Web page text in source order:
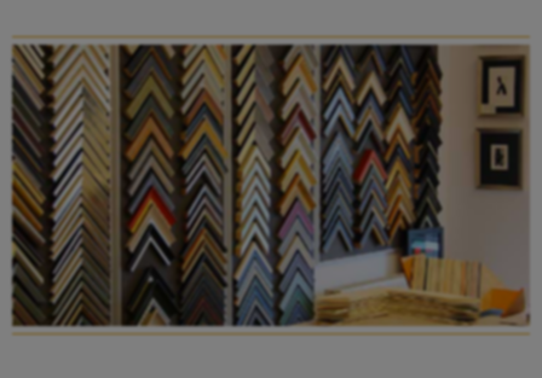
Keilrahmen
Geschichte des Bilderrahmens
Passepartouts
Glas
Galeriebedarf
Leistungen
Vergoldungen
Konservatorische Einrahmung
Passepartout-Anfertigung